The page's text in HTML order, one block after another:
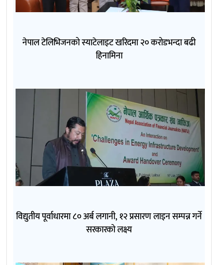
नेपाल टेलिभिजनको स्याटेलाइट खरिदमा २० करोडभन्दा बढी
हिनामिना
विद्युतीय पूर्वाधारमा ८० अर्ब लगानी, १२ प्रसारण लाइन सम्पन्न गर्ने
सरकारको लक्ष्य